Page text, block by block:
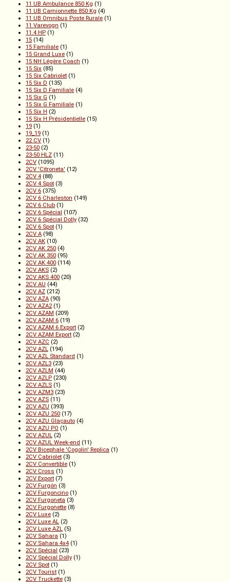
11 UB Ambulance 850 Kg (1)
11 UB Camionnette 850 Kg (4)
11 UB Omnibus Poste Rurale (1)
11 Varevogn (1)
11.4 HP (1)
15 (14)
15 Familiale (1)
15 Grand Luxe (1)
15 NH Légère Coach (1)
15 Six (85)
15 Six Cabriolet (1)
15 Six D (135)
15 Six D Familiale (4)
15 Six G (1)
15 Six G Familiale (1)
15 Six H (2)
15 Six H Présidentielle (15)
19 (1)
19_19 (1)
22 CV (1)
23-50 (2)
23-50 HLZ (11)
2CV (1095)
2CV 'Citroneta' (12)
2CV 4 (88)
2CV 4 Spot (3)
2CV 6 (375)
2CV 6 Charleston (149)
2CV 6 Club (1)
2CV 6 Spécial (107)
2CV 6 Spécial Dolly (32)
2CV 6 Spot (1)
2CV A (98)
2CV AK (10)
2CV AK 250 (4)
2CV AK 350 (95)
2CV AK 400 (114)
2CV AKS (2)
2CV AKS 400 (20)
2CV AU (44)
2CV AZ (212)
2CV AZA (90)
2CV AZA2 (1)
2CV AZAM (209)
2CV AZAM 6 (19)
2CV AZAM 6 Export (2)
2CV AZAM Export (2)
2CV AZC (2)
2CV AZL (194)
2CV AZL Standard (1)
2CV AZL3 (23)
2CV AZLM (44)
2CV AZLP (230)
2CV AZLS (1)
2CV AZM3 (23)
2CV AZS (11)
2CV AZU (393)
2CV AZU 250 (17)
2CV AZU Glaçauto (4)
2CV AZU PO (1)
2CV AZUL (2)
2CV AZUL Week-end (11)
2CV Bicephale 'Cogolin' Replica (1)
2CV Cabriolet (3)
2CV Convertible (1)
2CV Cross (1)
2CV Export (7)
2CV Furgón (3)
2CV Furgoncino (1)
2CV Furgoneta (3)
2CV Furgonette (8)
2CV Luxe (2)
2CV Luxe AL (2)
2CV Luxe AZL (5)
2CV Sahara (1)
2CV Sahara 4x4 (1)
2CV Spécial (23)
2CV Spécial Dolly (1)
2CV Spot (1)
2CV Tourist (1)
2CV Truckette (3)